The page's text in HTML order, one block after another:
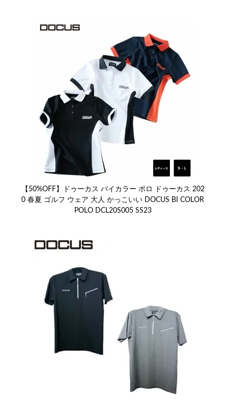
【50%OFF】ドゥーカス バイカラー ポロ ドゥーカス 202
0 春夏 ゴルフ ウェア 大人 かっこいい DOCUS BI COLOR
POLO DCL20S005 SS23